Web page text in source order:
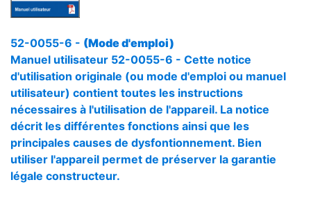
52-0055-6 - (Mode d'emploi)
Manuel utilisateur 52-0055-6 - Cette notice
d'utilisation originale (ou mode d'emploi ou manuel
utilisateur) contient toutes les instructions
nécessaires à l'utilisation de l'appareil. La notice
décrit les différentes fonctions ainsi que les
principales causes de dysfontionnement. Bien
utiliser l'appareil permet de préserver la garantie
légale constructeur.